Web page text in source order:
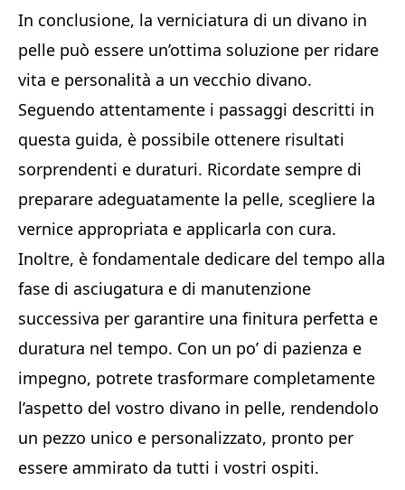
In conclusione, la verniciatura di un divano in
pelle può essere un’ottima soluzione per ridare
vita e personalità a un vecchio divano.
Seguendo attentamente i passaggi descritti in
questa guida, è possibile ottenere risultati
sorprendenti e duraturi. Ricordate sempre di
preparare adeguatamente la pelle, scegliere la
vernice appropriata e applicarla con cura.
Inoltre, è fondamentale dedicare del tempo alla
fase di asciugatura e di manutenzione
successiva per garantire una finitura perfetta e
duratura nel tempo. Con un po’ di pazienza e
impegno, potrete trasformare completamente
l’aspetto del vostro divano in pelle, rendendolo
un pezzo unico e personalizzato, pronto per
essere ammirato da tutti i vostri ospiti.